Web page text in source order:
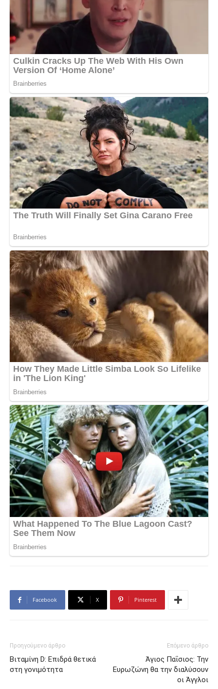
Facebook X Pinterest
Προηγούμενο άρθρο
Bιταμίνη D: Επιδρά θετικά
στη γονιμότητα
Επόμενο άρθρο
Άγιος Παΐσιος: Την
Ευρωζώνη θα την διαλύσουν
οι Άγγλοι